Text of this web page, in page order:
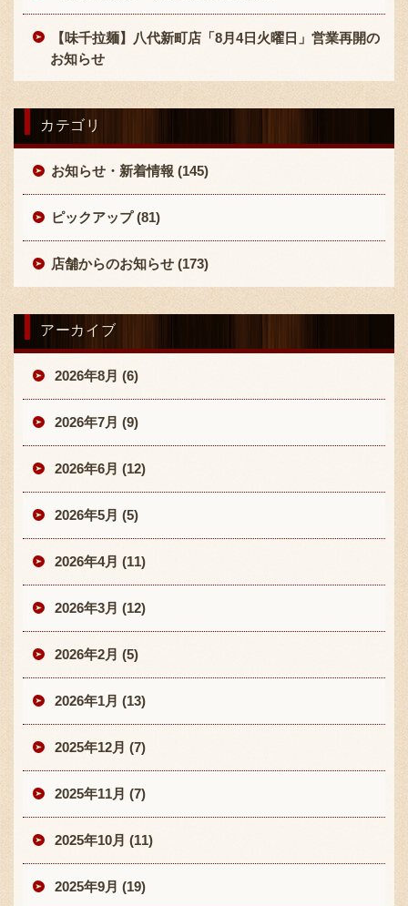
【味千拉麺】八代新町店「8月4日火曜日」営業再開の
お知らせ
カテゴリ
お知らせ・新着情報 (145)
ピックアップ (81)
店舗からのお知らせ (173)
アーカイブ
2026年8月 (6)
2026年7月 (9)
2026年6月 (12)
2026年5月 (5)
2026年4月 (11)
2026年3月 (12)
2026年2月 (5)
2026年1月 (13)
2025年12月 (7)
2025年11月 (7)
2025年10月 (11)
2025年9月 (19)